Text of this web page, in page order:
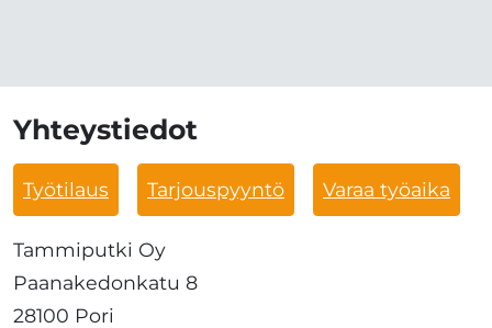
Yhteystiedot
Työtilaus Tarjouspyyntö Varaa työaika
Tammiputki Oy
Paanakedonkatu 8
28100 Pori